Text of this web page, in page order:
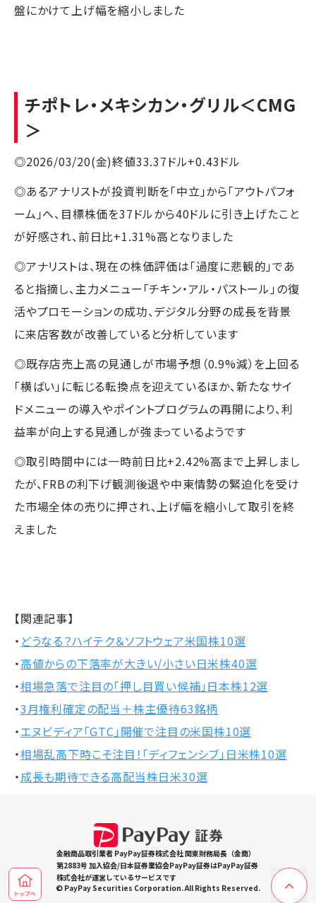
盤にかけて上げ幅を縮小しました
チポトレ・メキシカン・グリル＜CMG
＞
◎2026/03/20(金)終値33.37ドル+0.43ドル
◎あるアナリストが投資判断を「中立」から「アウトパフォ
ーム」へ、目標株価を37ドルから40ドルに引き上げたこと
が好感され、前日比+1.31%高となりました
◎アナリストは、現在の株価評価は「過度に悲観的」であ
ると指摘し、主力メニュー「チキン・アル・パストール」の復
活やプロモーションの成功、デジタル分野の成長を背景
に来店客数が改善していると分析しています
◎既存店売上高の見通しが市場予想（0.9%減）を上回る
「横ばい」に転じる転換点を迎えているほか、新たなサイ
ドメニューの導入やポイントプログラムの再開により、利
益率が向上する見通しが強まっているようです
◎取引時間中には一時前日比+2.42%高まで上昇しまし
たが、FRBの利下げ観測後退や中東情勢の緊迫化を受け
た市場全体の売りに押され、上げ幅を縮小して取引を終
えました
【関連記事】
・ どうなる？ハイテク＆ソフトウェア米国株10選
・高値からの下落率が大きい/小さい日米株40選
・相場急落で注目の「押し目買い候補」日本株12選
・3月権利確定の配当＋株主優待63銘柄
・エヌビディア「GTC」開催で注目の米国株10選
・相場乱高下時こそ注目！「ディフェンシブ」日米株10選
・成長も期待できる高配当株日米30選
金融商品取引業者 PayPay証券株式会社 関東財務局長（金商）
第2883号 加入協会/日本証券業協会PayPay証券はPayPay証券
株式会社が運営しているサービスです
© PayPay Securities Corporation. All Rights Reserved.